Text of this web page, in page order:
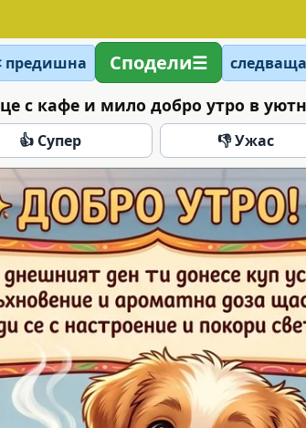
предишна Сподели
с кафе и мило добро утро в
👍 Супер 👎 Ужас